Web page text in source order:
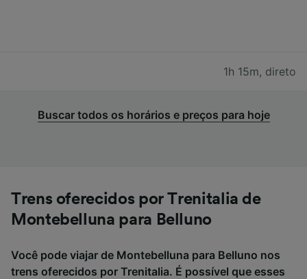
1h 15m, direto
Buscar todos os horários e preços para hoje
Trens oferecidos por Trenitalia de
Montebelluna para Belluno
Você pode viajar de Montebelluna para Belluno nos
trens oferecidos por Trenitalia. É possível que esses